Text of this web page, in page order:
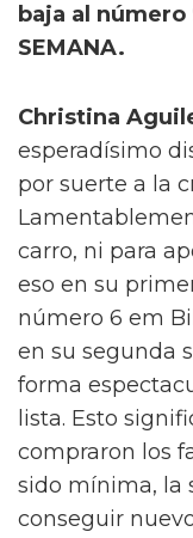
baja al
SEMANA.
Christina
esperadísimo
por suerte a la
carro, ni para
eso en su
número 6 em
en su segunda
forma
lista. Esto
compraron los
sido mínima, la
conseguir